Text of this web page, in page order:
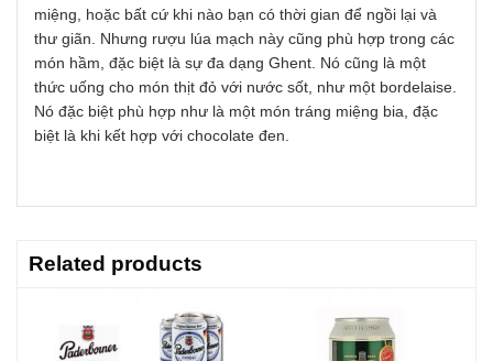
miệng, hoặc bất cứ khi nào bạn có thời gian để ngồi lại và
thư giãn. Nhưng rượu lúa mạch này cũng phù hợp trong các
món hầm, đặc biệt là sự đa dạng Ghent. Nó cũng là một
thức uống cho món thịt đỏ với nước sốt, như một bordelaise.
Nó đặc biệt phù hợp như là một món tráng miệng bia, đặc
biệt là khi kết hợp với chocolate đen.
Related products